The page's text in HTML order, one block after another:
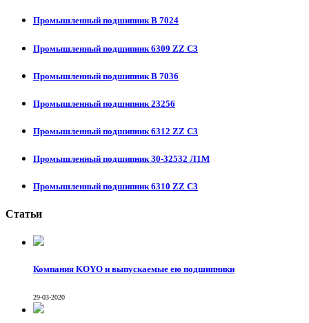
Промышленный подшипник В 7024
Промышленный подшипник 6309 ZZ C3
Промышленный подшипник В 7036
Промышленный подшипник 23256
Промышленный подшипник 6312 ZZ C3
Промышленный подшипник 30-32532 Л1М
Промышленный подшипник 6310 ZZ C3
Статьи
Компания KOYO и выпускаемые ею подшипники
29-03-2020